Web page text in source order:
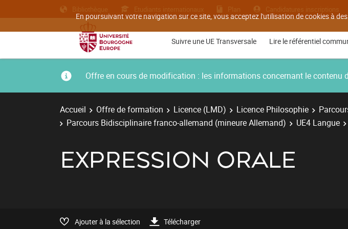
En poursuivant votre navigation sur ce site, vous acceptez l'utilisation de cookies à
Bibliothèque Etudiants internationaux Plan Candidatures inscriptions
Suivre une UE Transversale Lire le référentiel
Offre en cours de modification : les informations concernant le contenu
Accueil Offre de formation Licence (LMD) Licence Philosophie
Parcours Bidisciplinaire franco-allemand (mineure Allemand)
UE4 Langue
EXPRESSION ORALE
Ajouter à la sélection Télécharger